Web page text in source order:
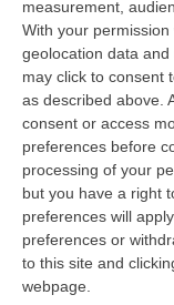
measurement,
With your
geolocation data
may click to consent
as described above.
consent or access
preferences before
processing of your
but you have a right
preferences will
preferences or
to this site and
webpage.
Franz Caruso:
Riformismo Di Oggi»
“COSENZA «Cosenza
promossa da Avanti
08 Agosto, 16:00
Fondi Migranti, I
Dovrà Pagare Le
“Con la sentenza n°
centrale di appello
08 Agosto, 15:54